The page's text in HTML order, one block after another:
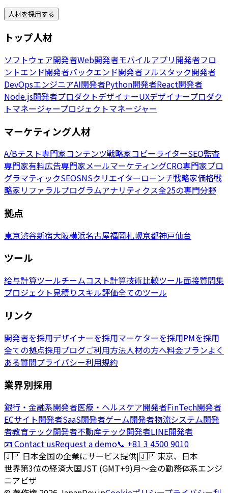
人材を採用する
トップ人材
ソフトウェア開発者Web開発者モバイルアプリ開発者フロ
ントエンド開発者バックエンド開発者フルスタック開発者
DevOpsエンジニアAI開発者Python開発者React開発者
Node.js開発者プロダクトデザイナーUXデザイナープロダク
トマネージャープロジェクトマネージャー
マーケティング人材
A/Bテスト専門家コンテンツ戦略家コピーライターSEO監査
専門家有料広告専門家メールマーケティングCRO専門家プロ
グラマティックSEOSNSクリエイターローンチ戦略家価格戦
略家リファラルプログラムアナリティクス全25の専門分野
拠点
東京渋谷新宿大阪横浜名古屋福岡札幌京都神戸仙台
ツール
給与計算ツールチームコスト計算技術比較ツール面接質問集
プロジェクト見積りスキル評価全てのツール
リンク
開発者を採用デザイナーを採用マーケターを採用PMを採用
全ての拠点採用ブログご利用方法人材の方へ料金プランよく
ある質問プライバシー利用規約
業界別採用
銀行・金融系開発者医療・ヘルスケア開発者FinTech開発者
ECサイト開発者SaaS開発者ゲーム開発者物流システム開発
者教育テック開発者不動産テック開発者LINE開発者
📧 Contact usRequest a demo📞 +81 3 4500 9010
🇯🇵 日本全国の企業にサービス提供|🇯🇵 東京、日本
世界第3位の経済大国JST (GMT+9)月〜金の勤務体系エンジ
ニアビザ